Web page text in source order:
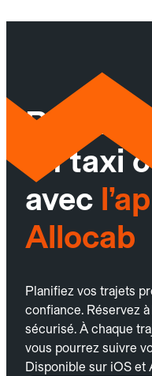
un taxi
avec
Allocab
Planifiez vos trajets
confiance. Réservez à
sécurisé. À chaque
vous pourrez suivre
Disponible sur iOS et